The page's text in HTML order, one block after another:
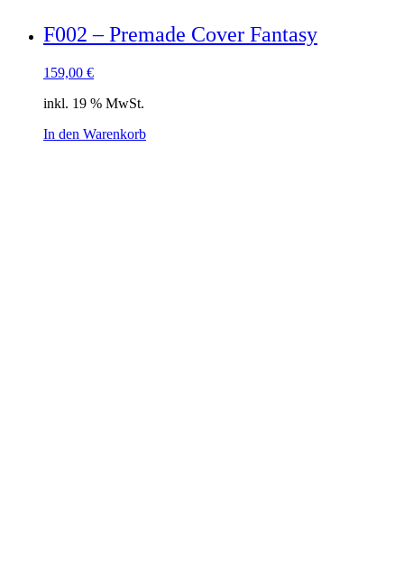
F002 – Premade Cover Fantasy
159,00 €
inkl. 19 % MwSt.
In den Warenkorb